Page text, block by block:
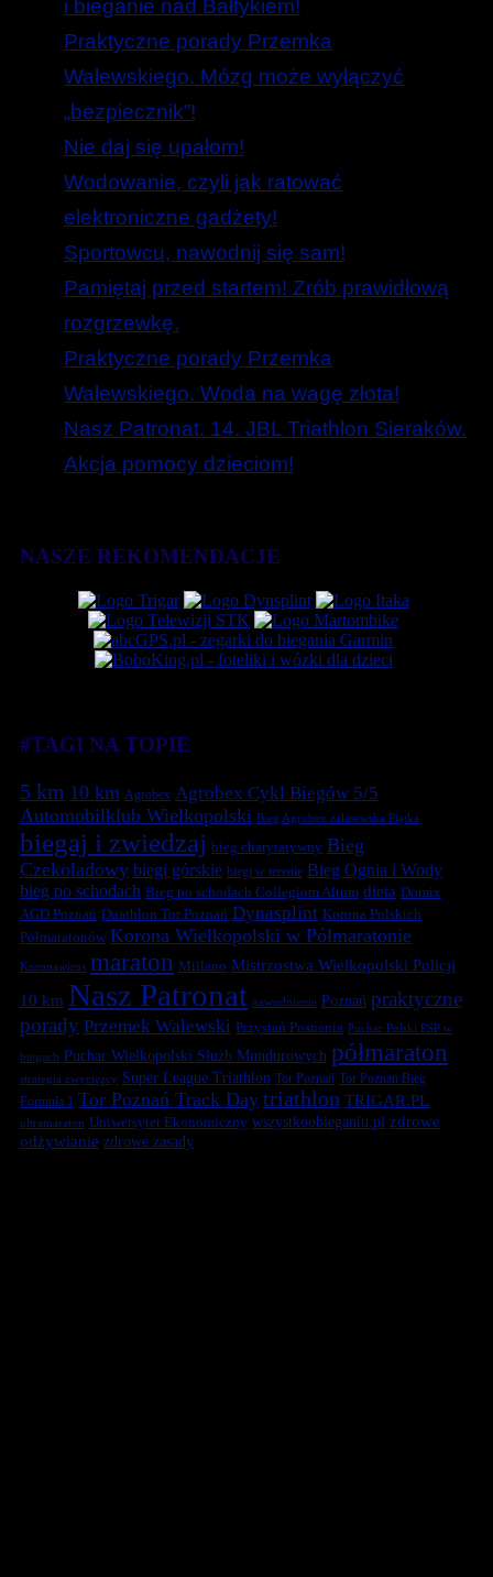
i bieganie nad Bałtykiem!
Praktyczne porady Przemka
Walewskiego. Mózg może wyłączyć
„bezpiecznik”!
Nie daj się upałom!
Wodowanie, czyli jak ratować
elektroniczne gadżety!
Sportowcu, nawodnij się sam!
Pamiętaj przed startem! Zrób prawidłową
rozgrzewkę.
Praktyczne porady Przemka
Walewskiego. Woda na wagę złota!
Nasz Patronat. 14. JBL Triathlon Sieraków.
Akcja pomocy dzieciom!
NASZE REKOMENDACJE
#TAGI NA TOPIE
5 km 10 km Agrobex Agrobex Cykl Biegów 5/5
Automobilklub Wielkopolski Bieg Agrobex zalasewska Piątka
biegaj i zwiedzaj bieg charytatywny Bieg
Czekoladowy biegi górskie biegi w terenie Bieg Ognia i Wody
bieg po schodach Bieg po schodach Collegium Altum dieta Domix
AGD Poznań Duathlon Tor Poznań Dynasplint Korona Polskich
Półmaratonów Korona Wielkopolski w Półmaratonie
Koronawirus maraton Millano Mistrzostwa Wielkopolski Policji
10 km Nasz Patronat nawodnienie Poznań praktyczne
porady Przemek Walewski Przystań Posnania Puchar Polski PSP w
biegach Puchar Wielkopolski Służb Mundurowych półmaraton
strategia zwycięzcy Super League Triathlon Tor Poznań Tor Poznań Bieg
Formuła 1 Tor Poznań Track Day triathlon TRIGAR.PL
ultramaraton Uniwersytet Ekonomiczny wszystkoobieganiu.pl zdrowe
odżywianie zdrowe zasady